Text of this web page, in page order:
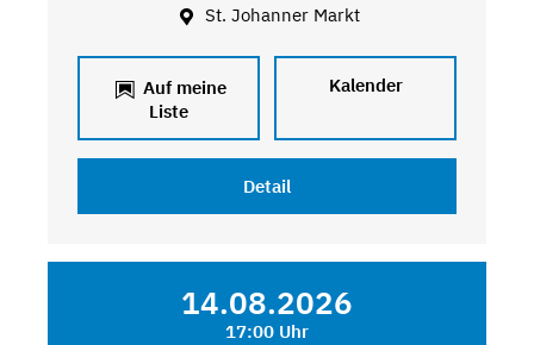
St. Johanner Markt
Auf meine
Liste
Kalender
Detail
14.08.2026
17:00 Uhr